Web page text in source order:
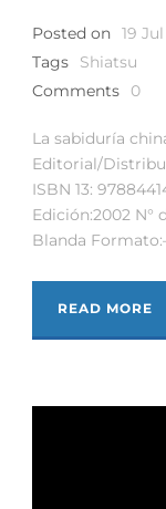
Posted on 19 Jul
Tags
Shiatsu
Comments
0
La sabiduría
Editorial/
ISBN 13:
Edición:2002 N°
Blanda
READ MORE